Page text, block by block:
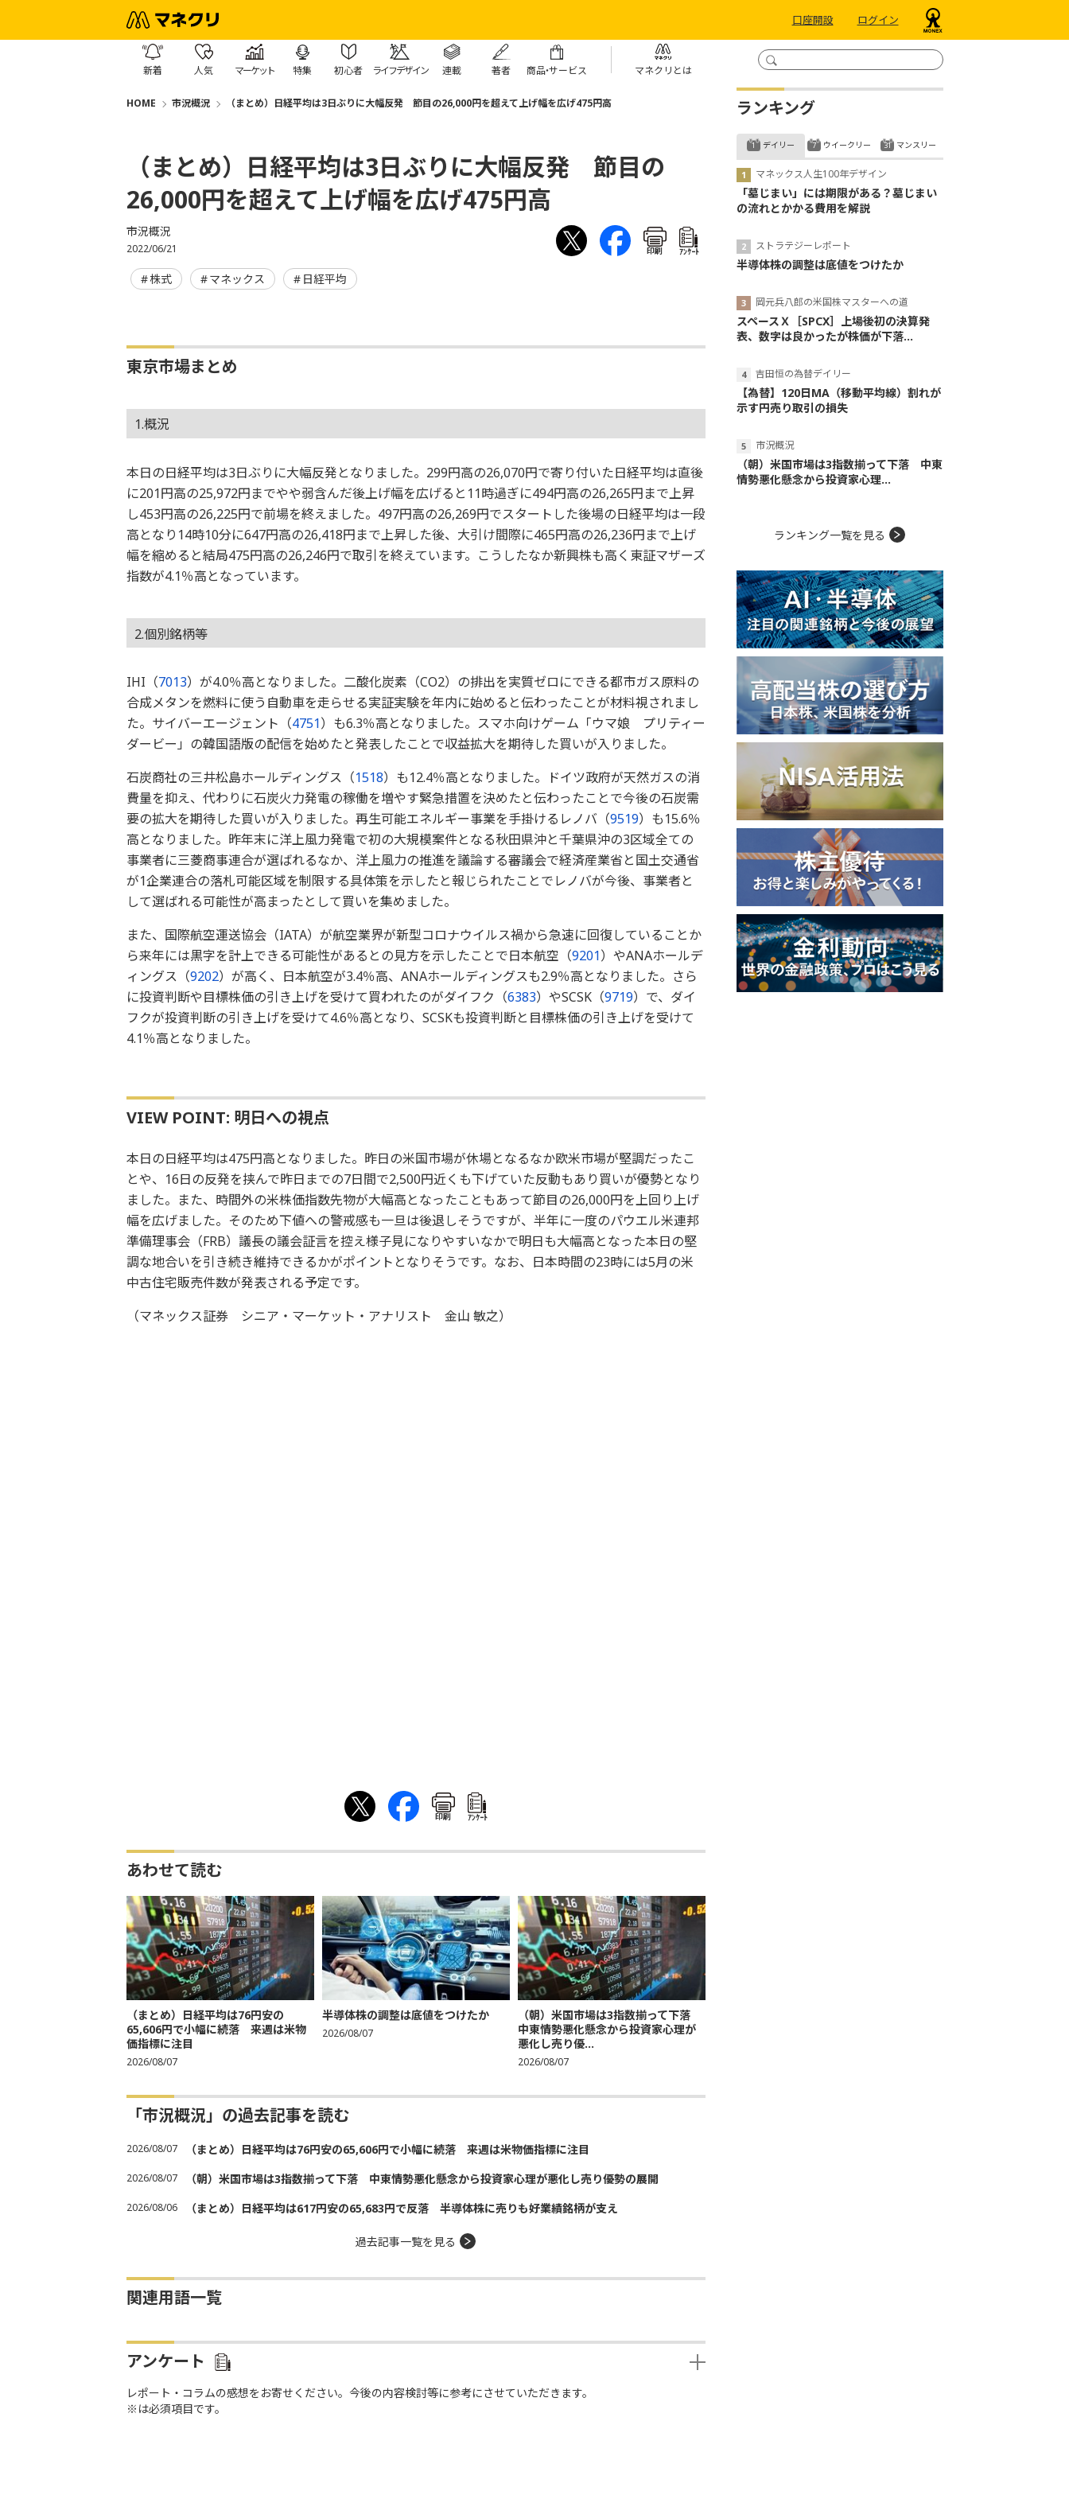
口座開設 ログイン
新着 人気 マーケット 特集 初心者 ライフデザイン 連載 著者 商品・サービス マネクリとは
HOME 市況概況 （まとめ）日経平均は3日ぶりに大幅反発 節目の26,000円を超えて上げ幅を広げ475円高
（まとめ）日経平均は3日ぶりに大幅反発 節目の
26,000円を超えて上げ幅を広げ475円高
市況概況
2022/06/21 印刷 ｱﾝｹｰﾄ
株式 マネックス 日経平均
東京市場まとめ
1.概況
本日の日経平均は3日ぶりに大幅反発となりました。299円高の26,070円で寄り付いた日経平均は直後
に201円高の25,972円までやや弱含んだ後上げ幅を広げると11時過ぎに494円高の26,265円まで上昇
し453円高の26,225円で前場を終えました。497円高の26,269円でスタートした後場の日経平均は一段
高となり14時10分に647円高の26,418円まで上昇した後、大引け間際に465円高の26,236円まで上げ
幅を縮めると結局475円高の26,246円で取引を終えています。こうしたなか新興株も高く東証マザーズ
指数が4.1％高となっています。
2.個別銘柄等
IHI（7013）が4.0％高となりました。二酸化炭素（CO2）の排出を実質ゼロにできる都市ガス原料の
合成メタンを燃料に使う自動車を走らせる実証実験を年内に始めると伝わったことが材料視されまし
た。サイバーエージェント（4751）も6.3％高となりました。スマホ向けゲーム「ウマ娘 プリティー
ダービー」の韓国語版の配信を始めたと発表したことで収益拡大を期待した買いが入りました。
石炭商社の三井松島ホールディングス（1518）も12.4％高となりました。ドイツ政府が天然ガスの消
費量を抑え、代わりに石炭火力発電の稼働を増やす緊急措置を決めたと伝わったことで今後の石炭需
要の拡大を期待した買いが入りました。再生可能エネルギー事業を手掛けるレノバ（9519）も15.6％
高となりました。昨年末に洋上風力発電で初の大規模案件となる秋田県沖と千葉県沖の3区域全ての
事業者に三菱商事連合が選ばれるなか、洋上風力の推進を議論する審議会で経済産業省と国土交通省
が1企業連合の落札可能区域を制限する具体策を示したと報じられたことでレノバが今後、事業者と
して選ばれる可能性が高まったとして買いを集めました。
また、国際航空運送協会（IATA）が航空業界が新型コロナウイルス禍から急速に回復していることか
ら来年には黒字を計上できる可能性があるとの見方を示したことで日本航空（9201）やANAホールデ
ィングス（9202）が高く、日本航空が3.4％高、ANAホールディングスも2.9％高となりました。さら
に投資判断や目標株価の引き上げを受けて買われたのがダイフク（6383）やSCSK（9719）で、ダイ
フクが投資判断の引き上げを受けて4.6％高となり、SCSKも投資判断と目標株価の引き上げを受けて
4.1％高となりました。
VIEW POINT: 明日への視点
本日の日経平均は475円高となりました。昨日の米国市場が休場となるなか欧米市場が堅調だったこ
とや、16日の反発を挟んで昨日までの7日間で2,500円近くも下げていた反動もあり買いが優勢となり
ました。また、時間外の米株価指数先物が大幅高となったこともあって節目の26,000円を上回り上げ
幅を広げました。そのため下値への警戒感も一旦は後退しそうですが、半年に一度のパウエル米連邦
準備理事会（FRB）議長の議会証言を控え様子見になりやすいなかで明日も大幅高となった本日の堅
調な地合いを引き続き維持できるかがポイントとなりそうです。なお、日本時間の23時には5月の米
中古住宅販売件数が発表される予定です。
（マネックス証券 シニア・マーケット・アナリスト 金山 敏之）
印刷 ｱﾝｹｰﾄ
あわせて読む
（まとめ）日経平均は76円安の
65,606円で小幅に続落 来週は米物
価指標に注目
2026/08/07
半導体株の調整は底値をつけたか
2026/08/07
（朝）米国市場は3指数揃って下落
中東情勢悪化懸念から投資家心理が
悪化し売り優...
2026/08/07
「市況概況」の過去記事を読む
2026/08/07 （まとめ）日経平均は76円安の65,606円で小幅に続落 来週は米物価指標に注目
2026/08/07 （朝）米国市場は3指数揃って下落 中東情勢悪化懸念から投資家心理が悪化し売り優勢の展開
2026/08/06 （まとめ）日経平均は617円安の65,683円で反落 半導体株に売りも好業績銘柄が支え
過去記事一覧を見る
関連用語一覧
アンケート
レポート・コラムの感想をお寄せください。今後の内容検討等に参考にさせていただきます。
※は必須項目です。
ランキング
デイリー
マネックス人生100年デザイン
「墓じまい」には期限がある？墓じまい
の流れとかかる費用を解説
ストラテジーレポート
半導体株の調整は底値をつけたか
岡元兵八郎の米国株マスターへの道
スペースＸ［SPCX］上場後初の決算発
表、数字は良かったが株価が下落...
吉田恒の為替デイリー
【為替】120日MA（移動平均線）割れが
示す円売り取引の損失
市況概況
（朝）米国市場は3指数揃って下落 中東
情勢悪化懸念から投資家心理...
ウイークリー マンスリー
ランキング一覧を見る